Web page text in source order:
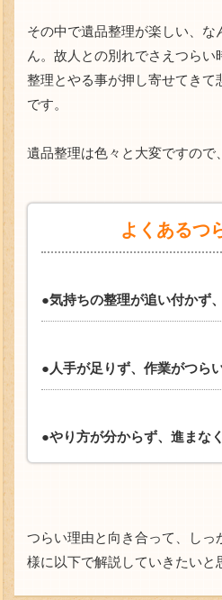
その中で遺品整理が楽しい、な
ん。故人との別れでさえつらい
整理とやる事が押し寄せてきて
です。
遺品整理は色々と大変ですので
よくあるつ
●気持ちの整理が追い付かず
●人手が足りず、作業がつら
●やり方が分からず、進まな
つらい理由と向き合って、しっ
様に以下で解説していきたいと